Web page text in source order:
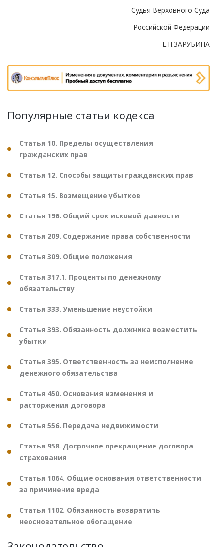
Судья Верховного Суда
Российской Федерации
Е.Н.ЗАРУБИНА
Популярные статьи кодекса
Статья 10. Пределы осуществления
гражданских прав
Статья 12. Способы защиты гражданских прав
Статья 15. Возмещение убытков
Статья 196. Общий срок исковой давности
Статья 209. Содержание права собственности
Статья 309. Общие положения
Статья 317.1. Проценты по денежному
обязательству
Статья 333. Уменьшение неустойки
Статья 393. Обязанность должника возместить
убытки
Статья 395. Ответственность за неисполнение
денежного обязательства
Статья 450. Основания изменения и
расторжения договора
Статья 556. Передача недвижимости
Статья 958. Досрочное прекращение договора
страхования
Статья 1064. Общие основания ответственности
за причинение вреда
Статья 1102. Обязанность возвратить
неосновательное обогащение